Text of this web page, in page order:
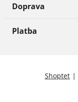
Doprava
Platba
Shoptet |